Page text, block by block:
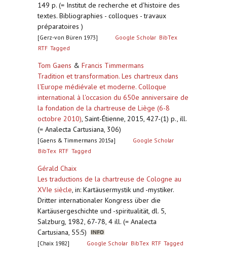
149 p. (= Institut de recherche et d'histoire des
textes. Bibliographies - colloques - travaux
préparatoires )
[Gerz-von Büren 1973] Google Scholar BibTex
RTF Tagged
Tom Gaens & Francis Timmermans
Tradition et transformation. Les chartreux dans
l'Europe médiévale et moderne. Colloque
international à l'occasion du 650e anniversaire de
la fondation de la chartreuse de Liège (6-8
octobre 2010), Saint-Étienne, 2015, 427-(1) p., ill.
(= Analecta Cartusiana, 306)
[Gaens & Timmermans 2015a]
Google Scholar
BibTex RTF Tagged
Gérald Chaix
Les traductions de la chartreuse de Cologne au
XVIe siècle, in: Kartäusermystik und -mystiker.
Dritter internationaler Kongress über die
Kartäusergeschichte und -spiritualität, dl. 5,
Salzburg, 1982, 67-78, 4 ill. (= Analecta
Cartusiana, 55:5)
[Chaix 1982] Google Scholar BibTex RTF Tagged